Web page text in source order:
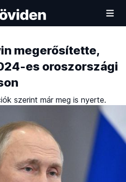
megerősítette,
es oroszországi
szerint már meg is nyerte.